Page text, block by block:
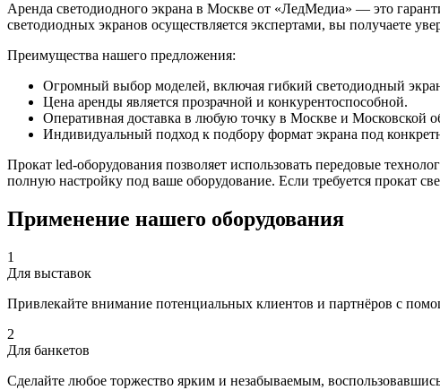
Аренда светодиодного экрана в Москве от «ЛедМедиа» — это
светодиодных экранов осуществляется экспертами, вы получаете
Преимущества нашего предложения:
Огромный выбор моделей, включая гибкий светодиодный
Цена аренды является прозрачной и конкурентоспособной.
Оперативная доставка в любую точку в Москве и Московской
Индивидуальный подход к подбору формат экрана под
Прокат led-оборудования позволяет использовать передовые
полную настройку под ваше оборудование. Если требуется прокат
Применение нашего оборудования
1
Для выставок
Привлекайте внимание потенциальных клиентов и партнёров с
2
Для банкетов
Сделайте любое торжество ярким и незабываемым,